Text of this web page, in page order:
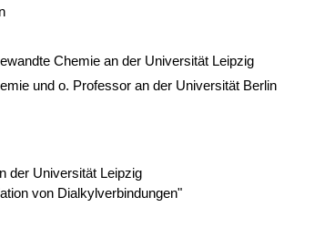
Chemie an der Universität Leipzig
und o. Professor an der Universität Berlin
der Universität Leipzig
von Dialkylverbindungen"